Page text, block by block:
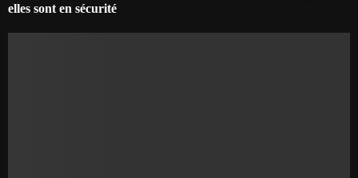
elles sont en sécurité